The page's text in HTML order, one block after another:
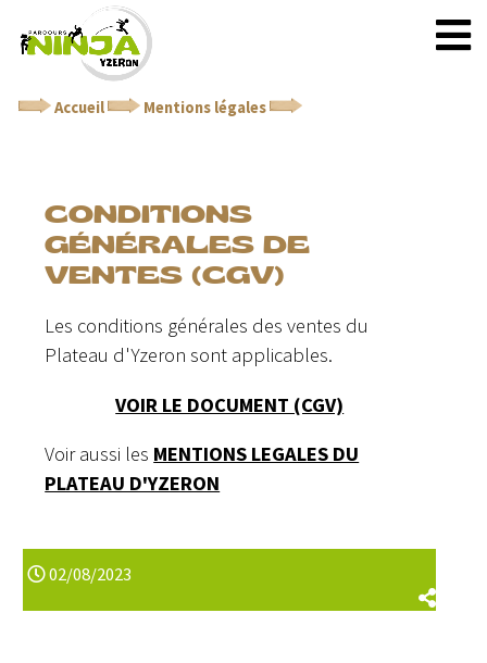
Accueil Mentions légales
CONDITIONS
GÉNÉRALES DE
VENTES (CGV)
Les conditions générales des ventes du
Plateau d'Yzeron sont applicables.
VOIR LE DOCUMENT (CGV)
Voir aussi les MENTIONS LEGALES DU
PLATEAU D'YZERON
02/08/2023